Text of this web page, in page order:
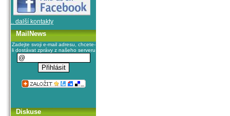
.. další kontakty
MailNews
Zadejte svoji e-mail adresu, chcete-
li dostávat zprávy z našeho serveru
Diskuse